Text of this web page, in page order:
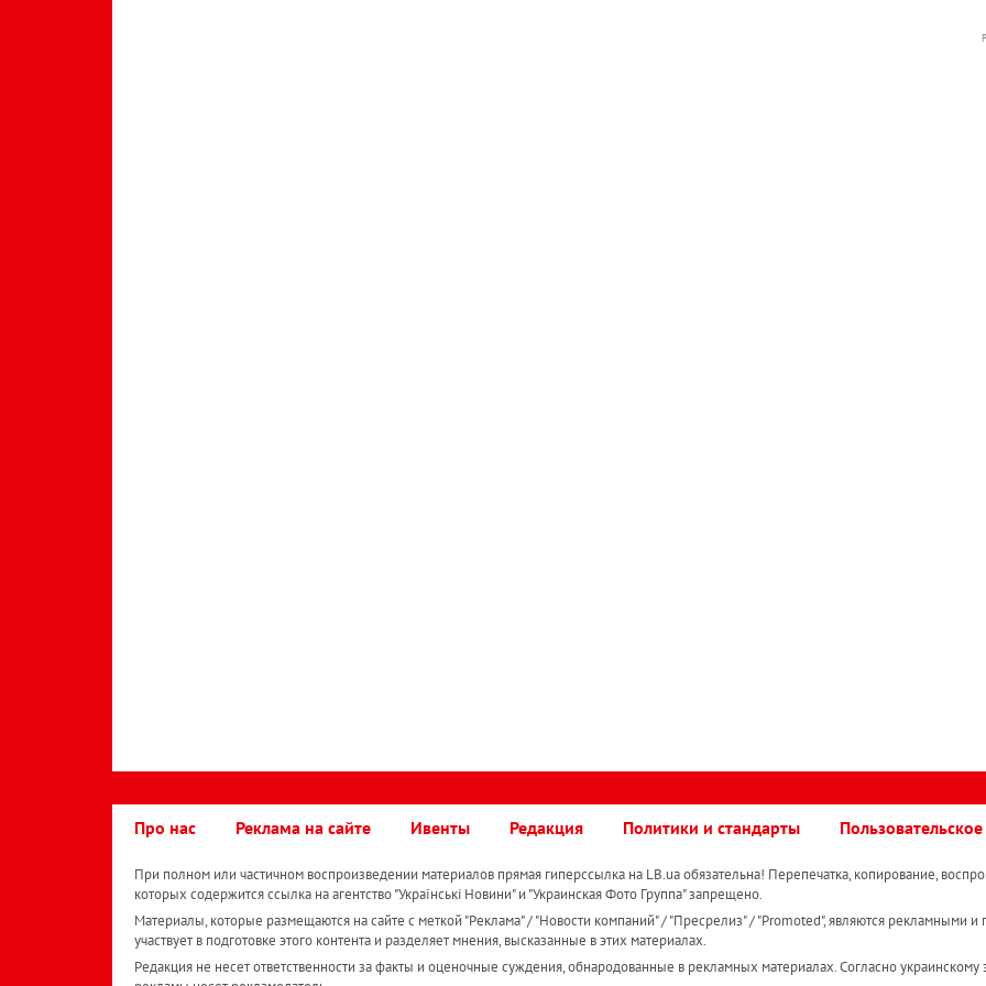
Про нас Реклама на сайте Ивенты Редакция Политики и стандарты
При полном или частичном воспроизведении материалов прямая гиперссылка на LB.ua обязательна! Перепечатка, копирование,
которых содержится ссылка на агентство "Українськi Новини" и "Украинская Фото Группа" запрещено.
Материалы, которые размещаются на сайте с меткой "Реклама" / "Новости компаний" / "Пресрелиз" / "Promoted", являются рекламными и
участвует в подготовке этого контента и разделяет мнения, высказанные в этих материалах.
Редакция не несет ответственности за факты и оценочные суждения, обнародованные в рекламных материалах. Согласно украинскому